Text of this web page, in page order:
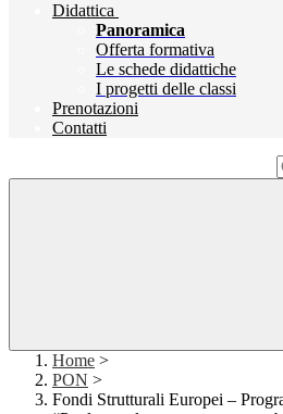
Didattica
Panoramica
Offerta formativa
Le schede didattiche
I progetti delle classi
Prenotazioni
Contatti
Home >
PON >
Fondi Strutturali Europei –